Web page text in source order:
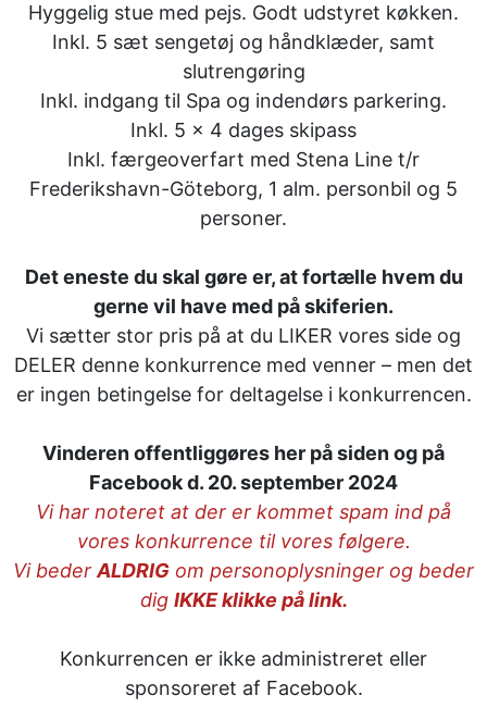
Hyggelig stue med pejs. Godt udstyret køkken.
Inkl. 5 sæt sengetøj og håndklæder, samt
slutrengøring
Inkl. indgang til Spa og indendørs parkering.
Inkl. 5 x 4 dages skipass
Inkl. færgeoverfart med Stena Line t/r
Frederikshavn-Göteborg, 1 alm. personbil og 5
personer.
Det eneste du skal gøre er, at fortælle hvem du
gerne vil have med på skiferien.
Vi sætter stor pris på at du LIKER vores side og
DELER denne konkurrence med venner – men det
er ingen betingelse for deltagelse i konkurrencen.
Vinderen offentliggøres her på siden og på
Facebook d. 20. september 2024
Vi har noteret at der er kommet spam ind på
vores konkurrence til vores følgere.
Vi bederALDRIG om personoplysninger og beder
dig IKKE klikke på link.
Konkurrencen er ikke administreret eller
sponsoreret af Facebook.